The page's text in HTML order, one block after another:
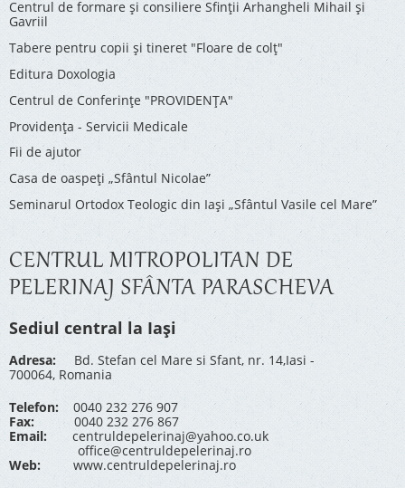
Centrul de formare și consiliere Sfinții Arhangheli Mihail și
Gavriil
Tabere pentru copii şi tineret "Floare de colţ"
Editura Doxologia
Centrul de Conferinţe "PROVIDENŢA"
Providenţa - Servicii Medicale
Fii de ajutor
Casa de oaspeți „Sfântul Nicolae”
Seminarul Ortodox Teologic din Iași „Sfântul Vasile cel Mare”
CENTRUL MITROPOLITAN DE
PELERINAJ SFÂNTA PARASCHEVA
Sediul central la Iași
Adresa: Bd. Stefan cel Mare si Sfant, nr. 14,Iasi -
700064, Romania
Telefon: 0040 232 276 907
Fax: 0040 232 276 867
Email:
centruldepelerinaj@yahoo.co.uk
office@centruldepelerinaj.ro
Web:
www.centruldepelerinaj.ro